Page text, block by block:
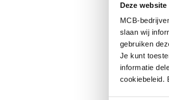
Deze
MCB-
slaan wij
gebruiken
Je kunt
informatie
cookiebeleid.
You
30th juni 2017
Standard
0